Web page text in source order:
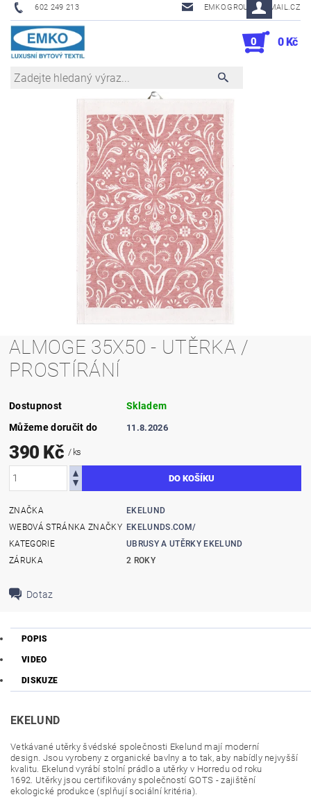
602 249 213 EMKO.GROUSL@EMAIL.CZ
0 0 Kč
ALMOGE 35X50 - UTĚRKA /
PROSTÍRÁNÍ
Dostupnost
Skladem
Můžeme doručit do
11.8.2026
390 Kč / ks
ZNAČKA
EKELUND
WEBOVÁ STRÁNKA ZNAČKY EKELUNDS.COM/
KATEGORIE
UBRUSY A UTĚRKY EKELUND
ZÁRUKA
2 ROKY
Dotaz
POPIS
VIDEO
DISKUZE
EKELUND
Vetkávané utěrky švédské společnosti Ekelund mají moderní
design. Jsou vyrobeny z organické bavlny a to tak, aby nabídly nejvyšší
kvalitu. Ekelund vyrábí stolní prádlo a utěrky v Horredu od roku
1692. Utěrkyjsou certifikovány společností GOTS - zajištění
ekologické produkce (splňují sociální kritéria).